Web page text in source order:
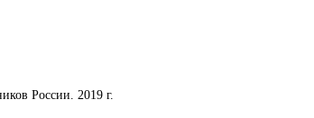
России. 2019 г.